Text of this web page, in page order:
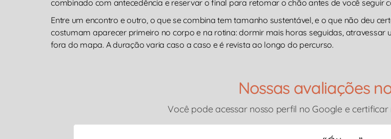
combinado com antecedência e reservar o final para retomar o chão antes de você seguir
Entre um encontro e outro, o que se combina tem tamanho sustentável, e o que não deu
costumam aparecer primeiro no corpo e na rotina: dormir mais horas seguidas,
fora do mapa. A duração varia caso a caso e é revista ao longo do percurso.
Nossas avaliações
Você pode acessar nosso perfil no Google e certificar